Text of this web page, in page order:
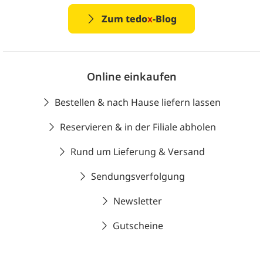
Zum tedox-Blog
Online einkaufen
Bestellen & nach Hause liefern lassen
Reservieren & in der Filiale abholen
Rund um Lieferung & Versand
Sendungsverfolgung
Newsletter
Gutscheine